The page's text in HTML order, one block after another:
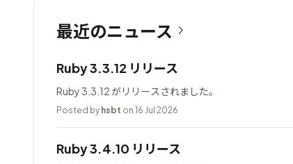
最近のニュース
Ruby 3.3.12 リリース
Ruby 3.3.12 がリリースされました。
Posted by hsbt on 16 Jul 2026
Ruby 3.4.10 リリース